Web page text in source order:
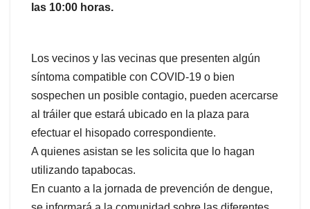
las 10:00 horas.
Los vecinos y las vecinas que presenten algún
síntoma compatible con COVID-19 o bien
sospechen un posible contagio, pueden acercarse
al tráiler que estará ubicado en la plaza para
efectuar el hisopado correspondiente.
A quienes asistan se les solicita que lo hagan
utilizando tapabocas.
En cuanto a la jornada de prevención de dengue,